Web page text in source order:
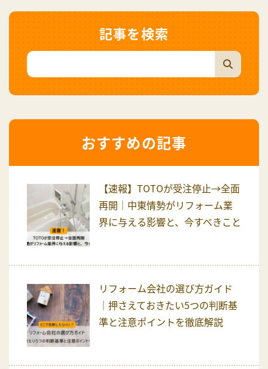
記事を検索
おすすめの記事
【速報】TOTOが受注停止→全面
再開｜中東情勢がリフォーム業
界に与える影響と、今すべきこと
リフォーム会社の選び方ガイド
｜押さえておきたい5つの判断基
準と注意ポイントを徹底解説